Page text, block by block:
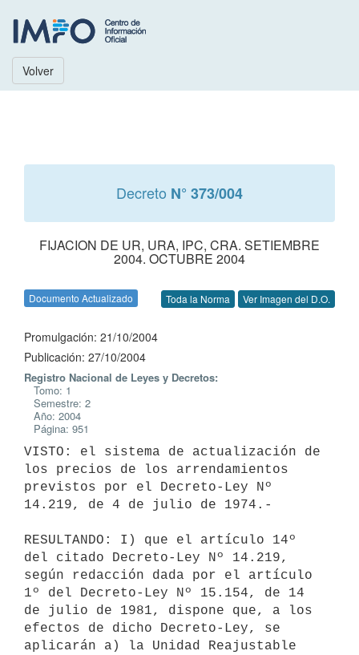
Volver
Decreto N° 373/004
FIJACION DE UR, URA, IPC, CRA. SETIEMBRE
2004. OCTUBRE 2004
Documento Actualizado Toda la Norma Ver Imagen del D.O.
Promulgación: 21/10/2004
Publicación: 27/10/2004
Registro Nacional de Leyes y Decretos:
Tomo: 1
Semestre: 2
Año: 2004
Página: 951
VISTO: el sistema de actualización de
los precios de los arrendamientos
previstos por el Decreto-Ley Nº
14.219, de 4 de julio de 1974.-
RESULTANDO: I) que el artículo 14º
del citado Decreto-Ley Nº 14.219,
según redacción dada por el artículo
1º del Decreto-Ley Nº 15.154, de 14
de julio de 1981, dispone que, a los
efectos de dicho Decreto-Ley, se
aplicarán a) la Unidad Reajustable